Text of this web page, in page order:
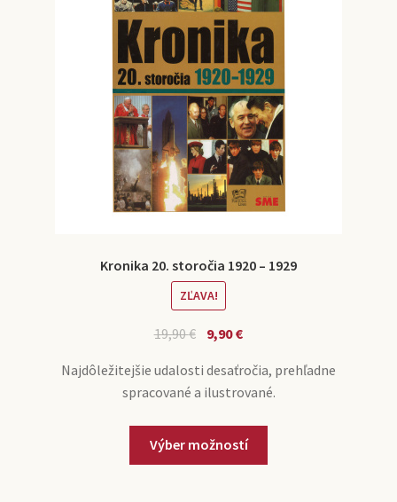
Kronika 20. storočia 1920 – 1929
ZĽAVA!
19,90€ 9,90€
Najdôležitejšie udalosti desaťročia, prehľadne
spracované a ilustrované.
Výber možností